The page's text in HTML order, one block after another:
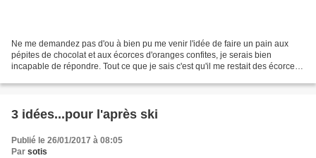
Ne me demandez pas d'ou à bien pu me venir l'idée de faire un pain aux
pépites de chocolat et aux écorces d'oranges confites, je serais bien
incapable de répondre. Tout ce que je sais c'est qu'il me restait des écorces
3 idées...pour l'après ski
Publié le 26/01/2017 à 08:05
Par sotis